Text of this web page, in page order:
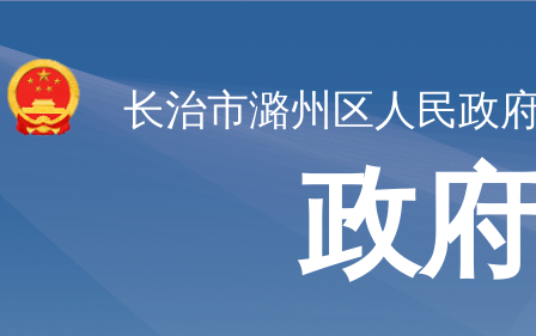
长治市潞州区人民政
政